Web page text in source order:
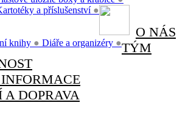
a příslušenství ●
knihy ● Diáře a organizéry ●
O NÁS
TÝM
A DOPRAVA